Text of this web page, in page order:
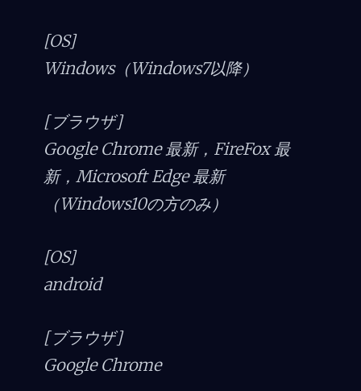
[OS]
Windows（Windows7以降）
[ブラウザ]
Google Chrome 最新，FireFox 最
新，Microsoft Edge 最新
（Windows10の方のみ）
[OS]
android
[ブラウザ]
Google Chrome